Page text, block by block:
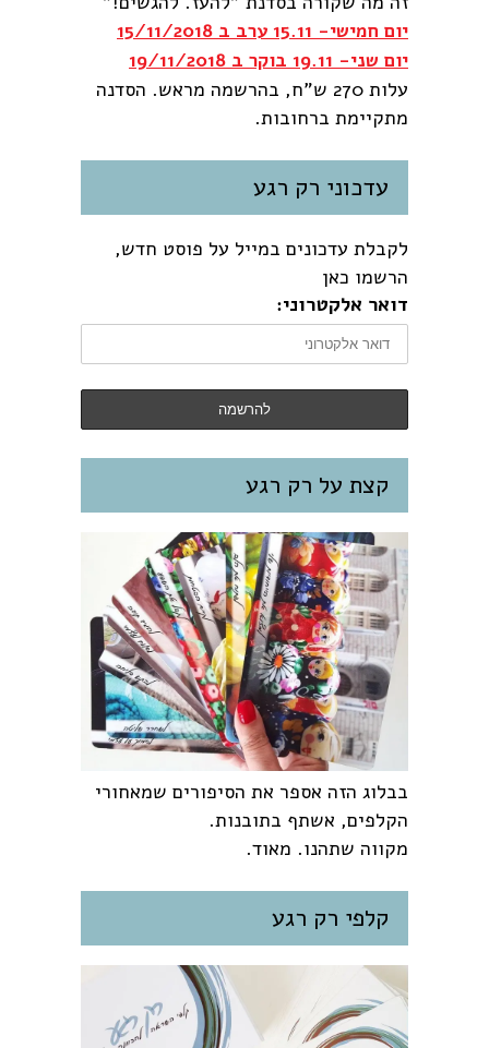
יום חמישי- 15.11 ערב ב 15/11/2018
יום שני- 19.11 בוקר ב 19/11/2018
עלות 270 ש"ח, בהרשמה מראש. הסדנה
מתקיימת ברחובות.
עדכוני רק רגע
לקבלת עדכונים במייל על פוסט חדש,
הרשמו כאן
דואר אלקטרוני:
קצת על רק רגע
בבלוג הזה אספר את הסיפורים שמאחורי
הקלפים, אשתף בתובנות.
מקווה שתהנו. מאוד.
קלפי רק רגע